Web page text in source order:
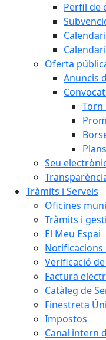
Perfil de
Oferta
Anuncis
Torn
Seu
Tràmits i Serveis
Oficines
Tràmits i
El Meu Espai
Verificació
Factura
Catàleg de
Finestreta
Impostos
Canal intern